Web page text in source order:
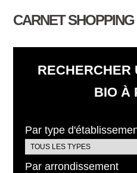
CARNET SHOPPING
RECHERCHER
BIO À
Par type
Par arrondissement